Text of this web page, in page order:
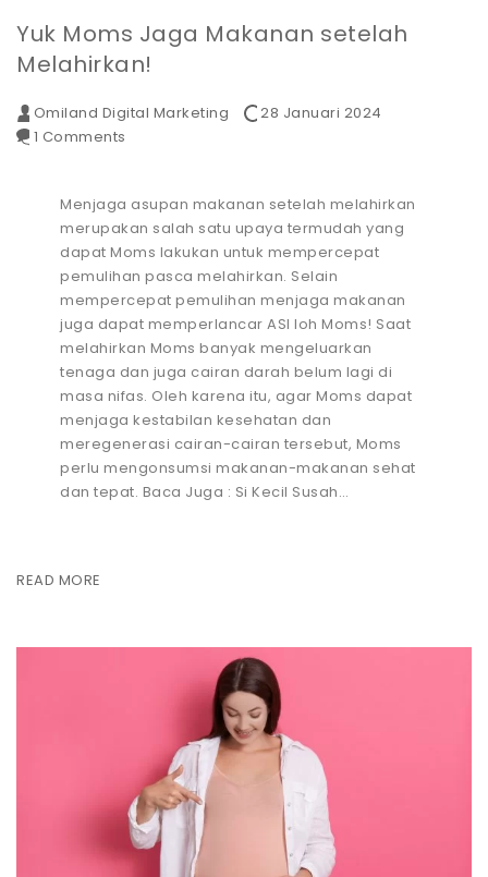
Yuk Moms Jaga Makanan setelah
Melahirkan!
Omiland Digital Marketing
28 Januari 2024
1 Comments
Menjaga asupan makanan setelah melahirkan
merupakan salah satu upaya termudah yang
dapat Moms lakukan untuk mempercepat
pemulihan pasca melahirkan. Selain
mempercepat pemulihan menjaga makanan
juga dapat memperlancar ASI loh Moms! Saat
melahirkan Moms banyak mengeluarkan
tenaga dan juga cairan darah belum lagi di
masa nifas. Oleh karena itu, agar Moms dapat
menjaga kestabilan kesehatan dan
meregenerasi cairan-cairan tersebut, Moms
perlu mengonsumsi makanan-makanan sehat
dan tepat. Baca Juga : Si Kecil Susah…
READ MORE